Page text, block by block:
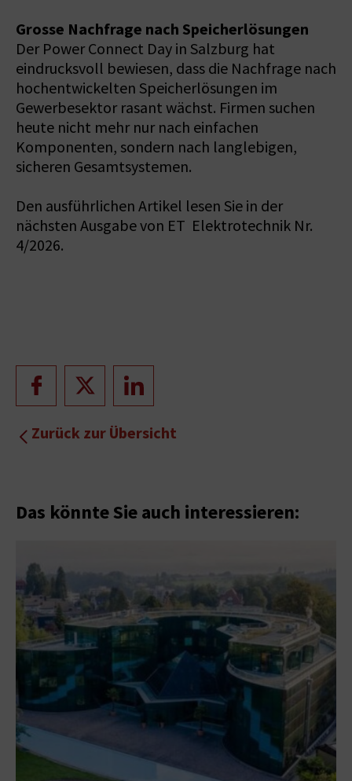
Grosse Nachfrage nach Speicherlösungen
Der Power Connect Day in Salzburg hat
eindrucksvoll bewiesen, dass die Nachfrage nach
hochentwickelten Speicherlösungen im
Gewerbesektor rasant wächst. Firmen suchen
heute nicht mehr nur nach einfachen
Komponenten, sondern nach langlebigen,
sicheren Gesamtsystemen.
Den ausführlichen Artikel lesen Sie in der
nächsten Ausgabe von ET Elektrotechnik Nr.
4/2026.
Zurück zur Übersicht
Das könnte Sie auch interessieren: